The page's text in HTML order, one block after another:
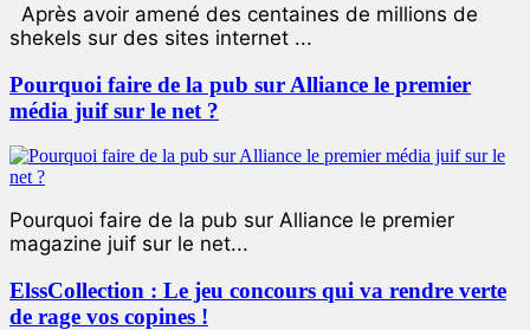
Après avoir amené des centaines de millions de
shekels sur des sites internet ...
Pourquoi faire de la pub sur Alliance le premier
média juif sur le net ?
Pourquoi faire de la pub sur Alliance le premier
magazine juif sur le net...
ElssCollection : Le jeu concours qui va rendre verte
de rage vos copines !